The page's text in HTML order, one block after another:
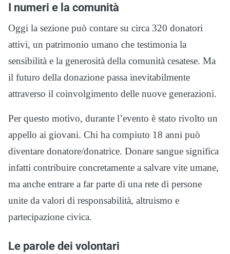
I numeri e la comunità
Oggi la sezione può contare su circa 320 donatori
attivi, un patrimonio umano che testimonia la
sensibilità e la generosità della comunità cesatese. Ma
il futuro della donazione passa inevitabilmente
attraverso il coinvolgimento delle nuove generazioni.
Per questo motivo, durante l’evento è stato rivolto un
appello ai giovani. Chi ha compiuto 18 anni può
diventare donatore/donatrice. Donare sangue significa
infatti contribuire concretamente a salvare vite umane,
ma anche entrare a far parte di una rete di persone
unite da valori di responsabilità, altruismo e
partecipazione civica.
Le parole dei volontari